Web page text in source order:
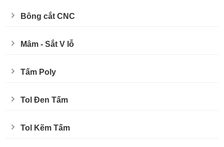
Bông cắt CNC
Mâm - Sắt V lỗ
Tấm Poly
Tol Đen Tấm
Tol Kẽm Tấm